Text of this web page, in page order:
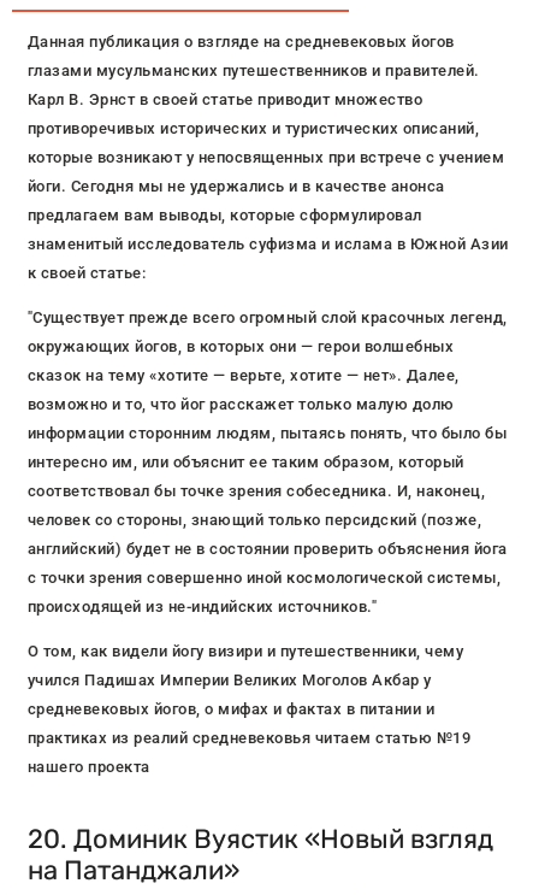
Данная публикация о взгляде на средневековых йогов
глазами мусульманских путешественников и правителей.
Карл В. Эрнст в своей статье приводит множество
противоречивых исторических и туристических описаний,
которые возникают у непосвященных при встрече с учением
йоги. Сегодня мы не удержались и в качестве анонса
предлагаем вам выводы, которые сформулировал
знаменитый исследователь суфизма и ислама в Южной Азии
к своей статье:
"Существует прежде всего огромный слой красочных легенд,
окружающих йогов, в которых они — герои волшебных
сказок на тему «хотите — верьте, хотите — нет». Далее,
возможно и то, что йог расскажет только малую долю
информации сторонним людям, пытаясь понять, что было бы
интересно им, или объяснит ее таким образом, который
соответствовал бы точке зрения собеседника. И, наконец,
человек со стороны, знающий только персидский (позже,
английский) будет не в состоянии проверить объяснения йога
с точки зрения совершенно иной космологической системы,
происходящей из не-индийских источников."
О том, как видели йогу визири и путешественники, чему
учился Падишах Империи Великих Моголов Акбар у
средневековых йогов, о мифах и фактах в питании и
практиках из реалий средневековья читаем статью №19
нашего проекта
20. Доминик Вуястик «Новый взгляд
на Патанджали»